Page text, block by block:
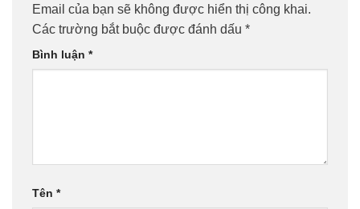
Email của bạn sẽ không được hiển thị công khai.
Các trường bắt buộc được đánh dấu *
Bình luận *
Tên *